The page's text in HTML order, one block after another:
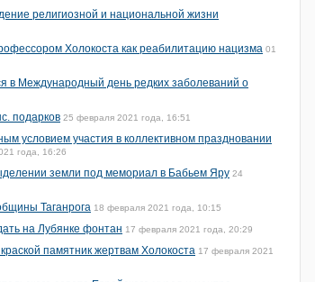
религиозной и национальной жизни
Холокоста как реабилитацию нацизма 01
в Международный день редких заболеваний о
подарков 25 февраля 2021 года, 16:51
условием участия в коллективном праздновании
года, 16:26
земли под мемориал в Бабьем Яру 24
Таганрога 18 февраля 2021 года, 10:15
на Лубянке фонтан 17 февраля 2021 года, 20:29
памятник жертвам Холокоста 17 февраля 2021